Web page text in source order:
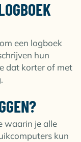
een logboek
hun
dat korter of met
waarin je alle
kun